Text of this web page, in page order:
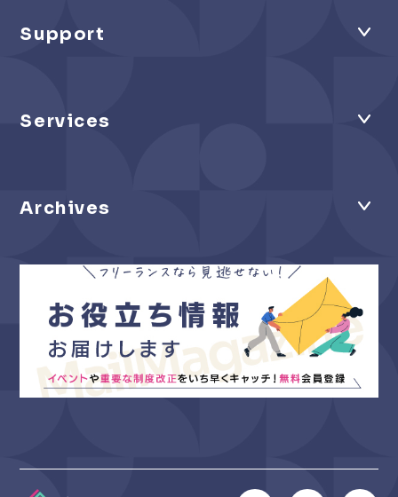
Support
Services
Archives